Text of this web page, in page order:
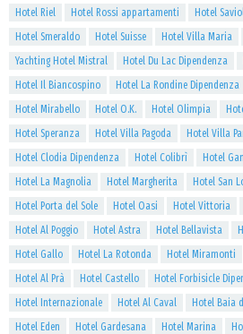
Hotel Riel
Hotel Rossi appartamenti Hotel
Hotel Smeraldo
Hotel Suisse Hotel Villa Maria
Yachting Hotel Mistral
Hotel Du Lac Dipendenza
Hotel Il Biancospino
Hotel La Rondine Dipendenza
Hotel Mirabello
Hotel O.K. Hotel Olimpia
Hotel Speranza
Hotel Villa Pagoda Hotel Villa
Hotel Clodia Dipendenza
Hotel Colibrì
Hotel
Hotel La Magnolia
Hotel Margherita Hotel San
Hotel Porta del Sole
Hotel Oasi Hotel Vittoria
Hotel Al Poggio
Hotel Astra Hotel Bellavista
Hotel Gallo
Hotel La Rotonda Hotel Miramonti
Hotel Al Prà
Hotel Castello Hotel Forbisicle
Hotel Internazionale
Hotel Al Caval Hotel Baia
Hotel Eden
Hotel Gardesana Hotel Marina